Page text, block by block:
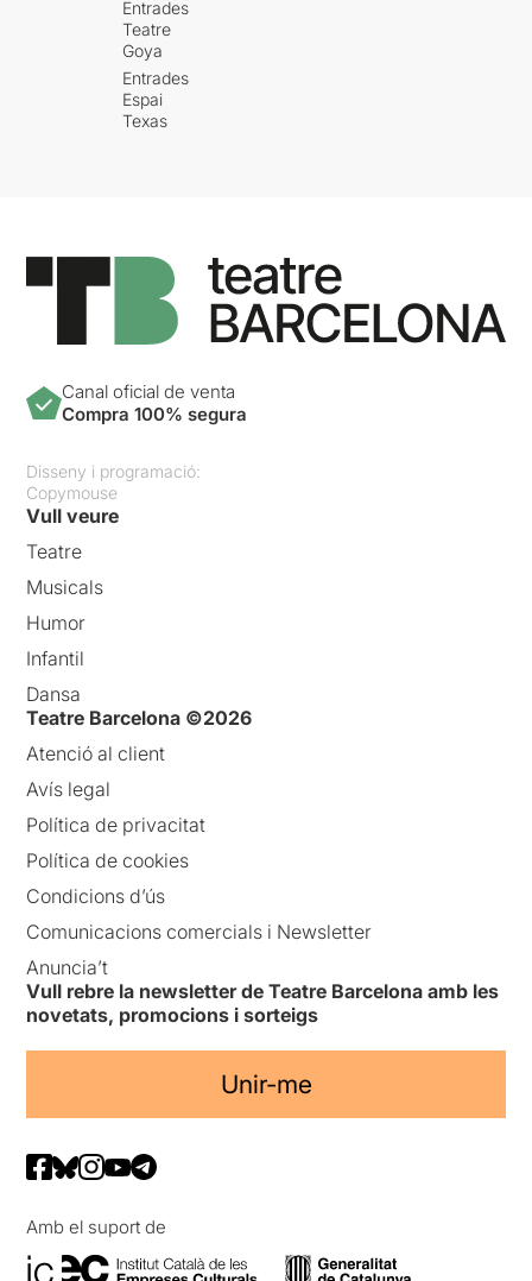
Entrades
Teatre
Goya
Entrades
Espai
Texas
Canal oficial de venta
Compra 100% segura
Disseny i programació:
Copymouse
Vull veure
Teatre
Musicals
Humor
Infantil
Dansa
Teatre Barcelona ©2026
Atenció al client
Avís legal
Política de privacitat
Política de cookies
Condicions d’ús
Comunicacions comercials i Newsletter
Anuncia’t
Vull rebre la newsletter de Teatre Barcelona amb les
novetats, promocions i sorteigs
Unir-me
Amb el suport de